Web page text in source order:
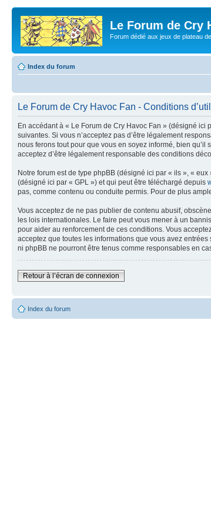
Le Forum de Cry
Forum dédié aux jeux de plateau
Index du forum
Le Forum de Cry Havoc Fan - Conditions
En accédant à « Le Forum de Cry Havoc Fan » (désigné ici
suivantes. Si vous n’acceptez pas d’être légalement
nous ferons tout pour que vous en soyez informé, bien
acceptez d’être légalement responsable des conditions
Notre forum est de type phpBB (désigné ici par « ils », «
(désigné ici par « GPL ») et qui peut être téléchargé depuis
pas, comme contenu ou conduite permis. Pour de plus
Vous acceptez de ne pas publier de contenu abusif,
les lois internationales. Le faire peut vous mener à un
pour aider au renforcement de ces conditions. Vous
acceptez que toutes les informations que vous avez
ni phpBB ne pourront être tenus comme responsables en
Retour à l’écran de connexion
Index du forum